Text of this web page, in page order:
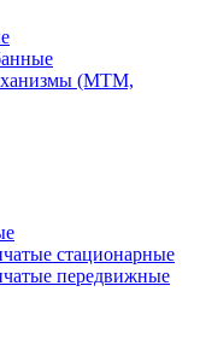
(МТМ,
стационарные
передвижные